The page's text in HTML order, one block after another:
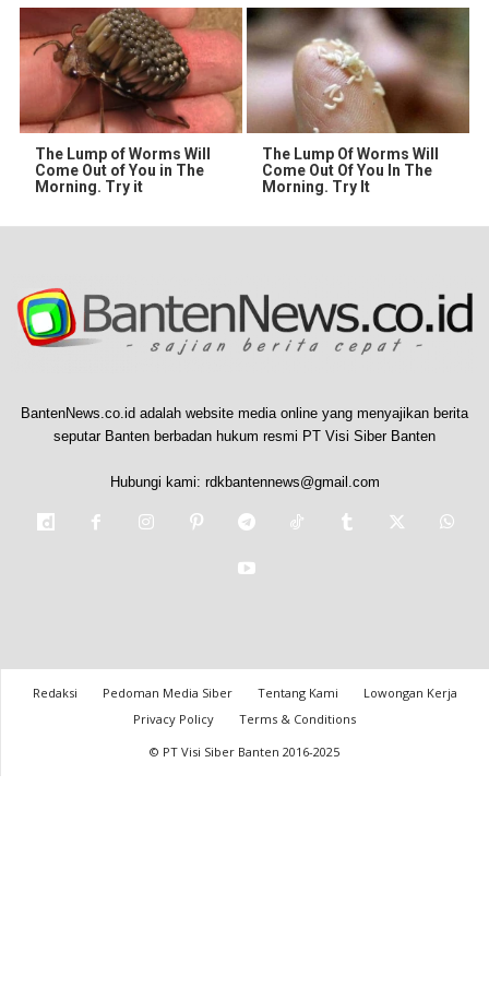
The Lump of Worms Will
Come Out of You in The
Morning. Try it
The Lump Of Worms Will
Come Out Of You In The
Morning. Try It
BantenNews.co.id adalah website media online yang menyajikan berita
seputar Banten berbadan hukum resmi PT Visi Siber Banten
Hubungi kami: rdkbantennews@gmail.com
Redaksi Pedoman Media Siber Tentang Kami
Lowongan Kerja
Privacy Policy
Terms & Conditions
© PT Visi Siber Banten 2016-2025